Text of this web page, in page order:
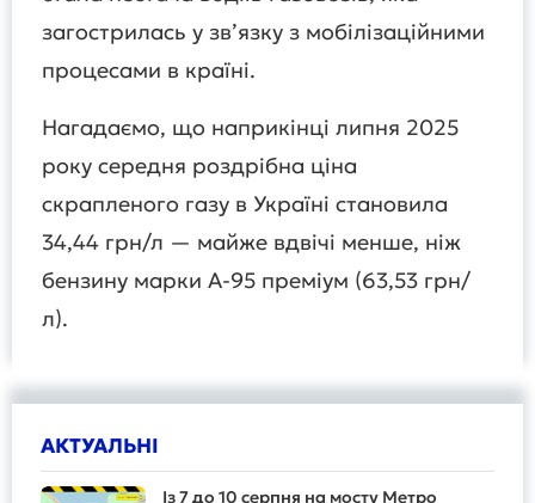
загострилась у зв’язку з мобілізаційними
процесами в країні.
Нагадаємо, що наприкінці липня 2025
року середня роздрібна ціна
скрапленого газу в Україні становила
34,44 грн/л — майже вдвічі менше, ніж
бензину марки А-95 преміум (63,53 грн/
л).
АКТУАЛЬНІ
Із 7 до 10 серпня на мосту Метро